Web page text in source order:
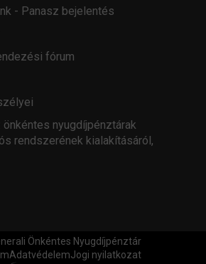
- Panasz bejelentés
fórum
önkéntes nyugdíjpénztárak
rendszerének kialakításáról,
Önkéntes Nyugdíjpénztár
AdatvédelemJogi nyilatkozat